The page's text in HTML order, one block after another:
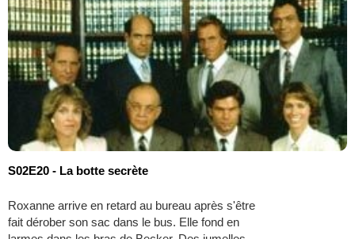
S02E20 - La botte secrète
Roxanne arrive en retard au bureau après s'être
fait dérober son sac dans le bus. Elle fond en